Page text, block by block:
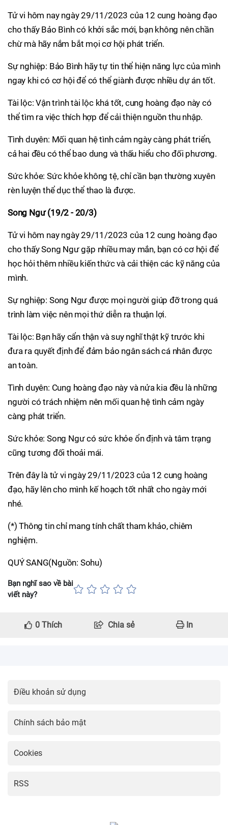
Tử vi hôm nay ngày 29/11/2023 của 12 cung hoàng đạo
cho thấy Bảo Bình có khởi sắc mới, bạn không nên chần
chừ mà hãy nắm bắt mọi cơ hội phát triển.
Sự nghiệp: Bảo Bình hãy tự tin thể hiện năng lực của mình
ngay khi có cơ hội để có thể giành được nhiều dự án tốt.
Tài lộc: Vận trình tài lộc khá tốt, cung hoàng đạo này có
thể tìm ra việc thích hợp để cải thiện nguồn thu nhập.
Tình duyên: Mối quan hệ tình cảm ngày càng phát triển,
cả hai đều có thể bao dung và thấu hiểu cho đối phương.
Sức khỏe: Sức khỏe không tệ, chỉ cần bạn thường xuyên
rèn luyện thể dục thể thao là được.
Song Ngư (19/2 - 20/3)
Tử vi hôm nay ngày 29/11/2023 của 12 cung hoàng đạo
cho thấy Song Ngư gặp nhiều may mắn, bạn có cơ hội để
học hỏi thêm nhiều kiến thức và cải thiện các kỹ năng của
mình.
Sự nghiệp: Song Ngư được mọi người giúp đỡ trong quá
trình làm việc nên mọi thứ diễn ra thuận lợi.
Tài lộc: Bạn hãy cẩn thận và suy nghĩ thật kỹ trước khi
đưa ra quyết định để đảm bảo ngân sách cá nhân được
an toàn.
Tình duyên: Cung hoàng đạo này và nửa kia đều là những
người có trách nhiệm nên mối quan hệ tình cảm ngày
càng phát triển.
Sức khỏe: Song Ngư có sức khỏe ổn định và tâm trạng
cũng tương đối thoải mái.
Trên đây là tử vi ngày 29/11/2023 của 12 cung hoàng
đạo, hãy lên cho mình kế hoạch tốt nhất cho ngày mới
nhé.
(*) Thông tin chỉ mang tính chất tham khảo, chiêm
nghiệm.
QUÝ SANG(Nguồn: Sohu)
Bạn nghĩ sao về bài
viết này?
0 Thích Chia sẻ In
Điều khoản sử dụng
Chính sách bảo mật
Cookies
RSS